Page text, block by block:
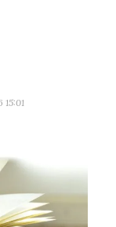
15:01